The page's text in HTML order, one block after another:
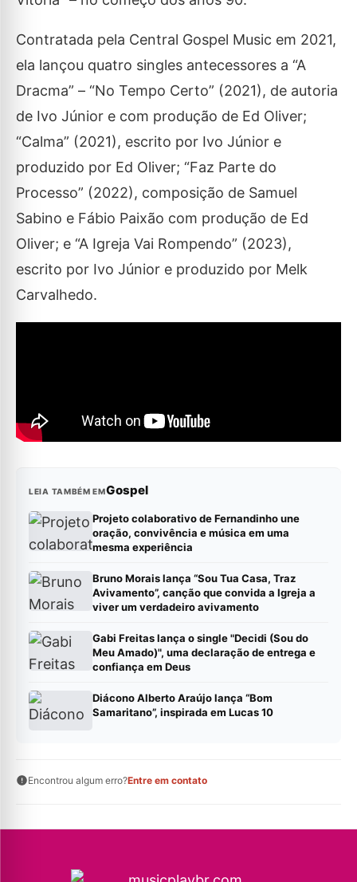
Contratada pela Central Gospel Music em 2021,
ela lançou quatro singles antecessores a “A
Dracma” – “No Tempo Certo” (2021), de autoria
de Ivo Júnior e com produção de Ed Oliver;
“Calma” (2021), escrito por Ivo Júnior e
produzido por Ed Oliver; “Faz Parte do
Processo” (2022), composição de Samuel
Sabino e Fábio Paixão com produção de Ed
Oliver; e “A Igreja Vai Rompendo” (2023),
escrito por Ivo Júnior e produzido por Melk
Carvalhedo.
LEIA TAMBÉM EMGospel
Projeto colaborativo de Fernandinho une
oração, convivência e música em uma
mesma experiência
Bruno Morais lança “Sou Tua Casa, Traz
Avivamento”, canção que convida a Igreja a
viver um verdadeiro avivamento
Gabi Freitas lança o single "Decidi (Sou do
Meu Amado)", uma declaração de entrega e
confiança em Deus
Diácono Alberto Araújo lança “Bom
Samaritano”, inspirada em Lucas 10
Encontrou algum erro?Entre em contato